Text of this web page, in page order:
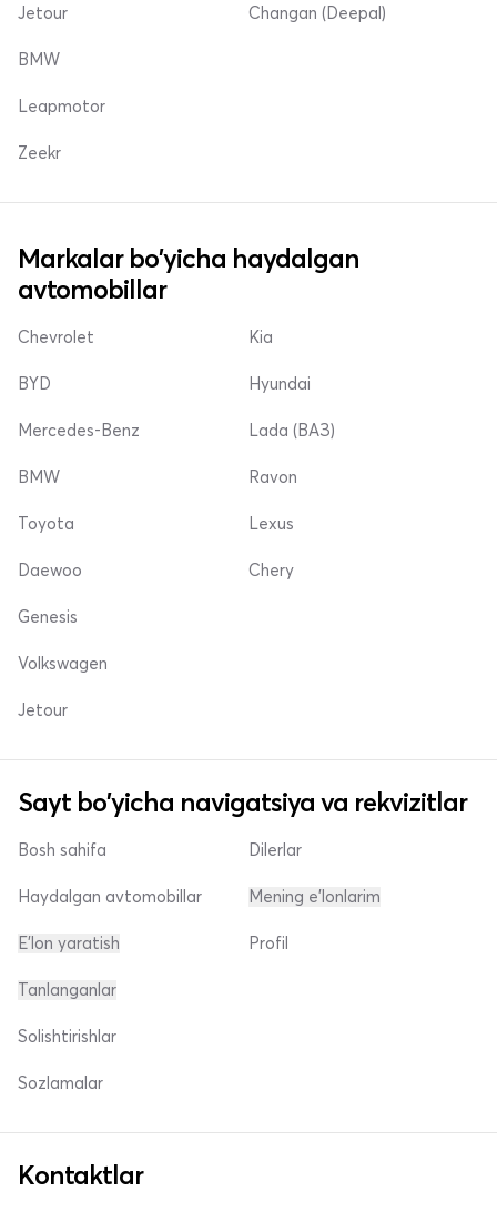
Jetour Changan (Deepal)
BMW
Leapmotor
Zeekr
Markalar bo'yicha haydalgan
avtomobillar
Chevrolet
BYD
Mercedes-Benz
Kia
Hyundai
Lada (ВАЗ)
BMW
Toyota
Daewoo
Ravon
Lexus
Chery
Genesis
Volkswagen
Jetour
Sayt bo'yicha navigatsiya va rekvizitlar
Bosh sahifa
Haydalgan avtomobillar
E'lon yaratish
Dilerlar
Mening e'lonlarim
Profil
Tanlanganlar
Solishtirishlar
Sozlamalar
Kontaktlar